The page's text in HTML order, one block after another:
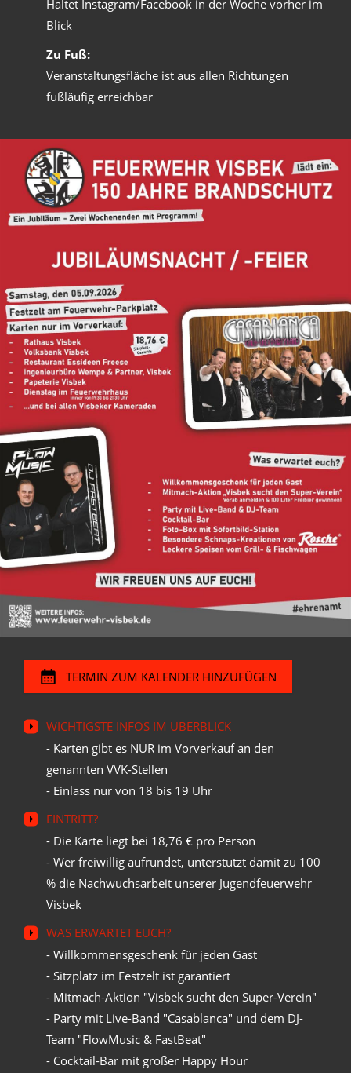
Haltet Instagram/Facebook in der Woche vorher im
Blick
Zu Fuß:
Veranstaltungsfläche ist aus allen Richtungen
fußläufig erreichbar
TERMIN ZUM KALENDER HINZUFÜGEN
WICHTIGSTE INFOS IM ÜBERBLICK
- Karten gibt es NUR im Vorverkauf an den
genannten VVK-Stellen
- Einlass nur von 18 bis 19 Uhr
EINTRITT?
- Die Karte liegt bei 18,76 € pro Person
- Wer freiwillig aufrundet, unterstützt damit zu 100
% die Nachwuchsarbeit unserer Jugendfeuerwehr
Visbek
WAS ERWARTET EUCH?
- Willkommensgeschenk für jeden Gast
- Sitzplatz im Festzelt ist garantiert
- Mitmach-Aktion "Visbek sucht den Super-Verein"
- Party mit Live-Band "Casablanca" und dem DJ-
Team "FlowMusic & FastBeat"
- Cocktail-Bar mit großer Happy Hour